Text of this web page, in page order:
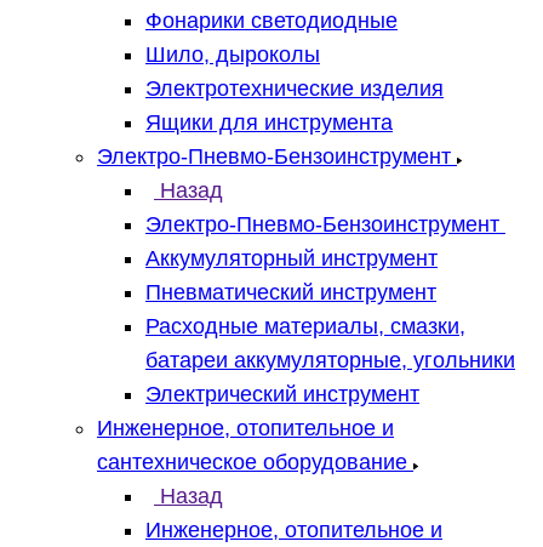
Фонарики светодиодные
Шило, дыроколы
Электротехнические изделия
Ящики для инструмента
Электро-Пневмо-Бензоинструмент
Назад
Электро-Пневмо-Бензоинструмент
Аккумуляторный инструмент
Пневматический инструмент
Расходные материалы, смазки,
батареи аккумуляторные, угольники
Электрический инструмент
Инженерное, отопительное и
сантехническое оборудование
Назад
Инженерное, отопительное и